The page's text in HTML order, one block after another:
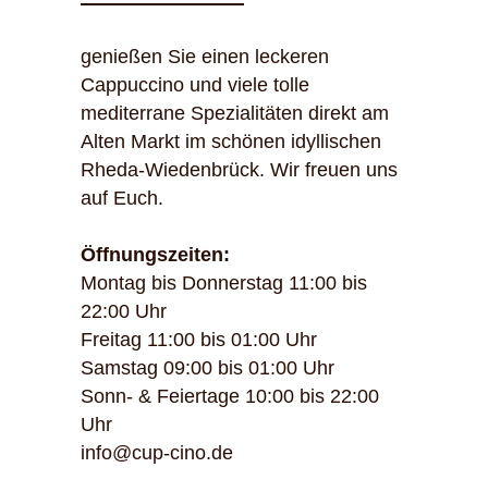
genießen Sie einen leckeren
Cappuccino und viele tolle
mediterrane Spezialitäten direkt am
Alten Markt im schönen idyllischen
Rheda-Wiedenbrück. Wir freuen uns
auf Euch.
Öffnungszeiten:
Montag bis Donnerstag 11:00 bis
22:00 Uhr
Freitag 11:00 bis 01:00 Uhr
Samstag 09:00 bis 01:00 Uhr
Sonn- & Feiertage 10:00 bis 22:00
Uhr
info@cup-cino.de